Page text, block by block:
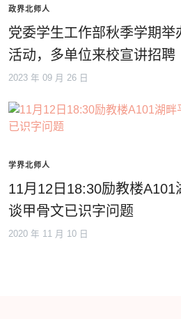
政界北师人
党委学生工作部秋季学期举
活动，多单位来校宣讲招聘
2023 年 09 月 26 日
学界北师人
11月12日18:30励教楼
谈甲骨文已识字问题
2020 年 11 月 10 日